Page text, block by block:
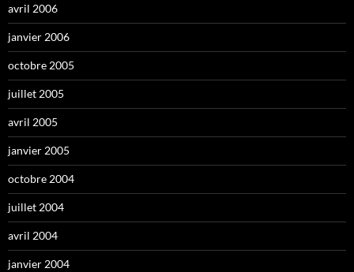
avril 2006
janvier 2006
octobre 2005
juillet 2005
avril 2005
janvier 2005
octobre 2004
juillet 2004
avril 2004
janvier 2004